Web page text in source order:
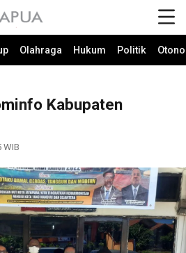
Olahraga Hukum Politik
Kabupaten
WIB